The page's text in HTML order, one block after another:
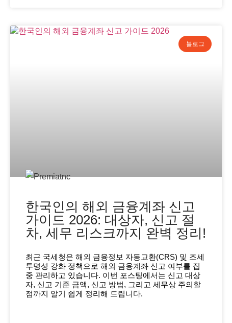
블로그
한국인의 해외 금융계좌 신고
가이드 2026: 대상자, 신고 절
차, 세무 리스크까지 완벽 정리!
최근 국세청은 해외 금융정보 자동교환(CRS) 및 조세
투명성 강화 정책으로 해외 금융계좌 신고 여부를 집
중 관리하고 있습니다. 이번 포스팅에서는 신고 대상
자, 신고 기준 금액, 신고 방법, 그리고 세무상 주의할
점까지 알기 쉽게 정리해 드립니다.